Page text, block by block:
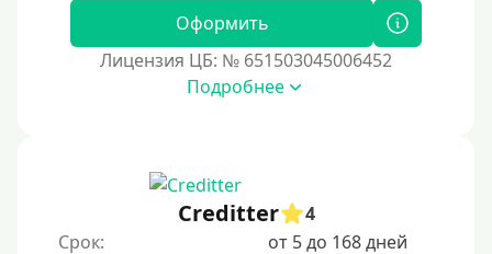
В ломбарде
Денежным переводом
Оформить
Лицензия ЦБ: № 651503045006452
Подробнее
Creditter
4
Срок:
от 5 до 168 дней